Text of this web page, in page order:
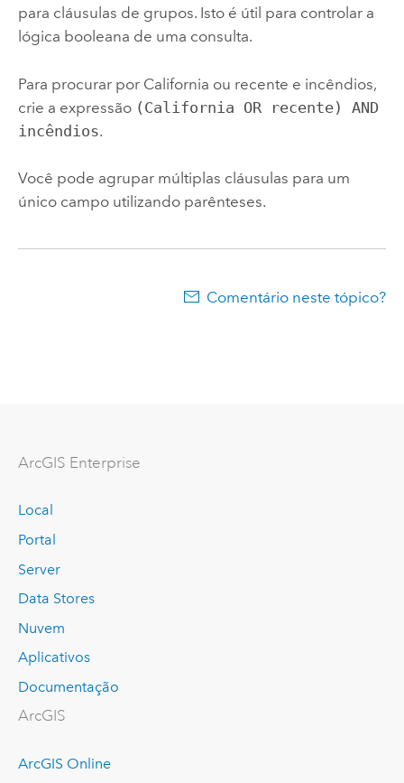
para cláusulas de grupos. Isto é útil para controlar a
lógica booleana de uma consulta.
Para procurar por California ou recente e incêndios,
crie a expressão (California OR recente) AND
incêndios.
Você pode agrupar múltiplas cláusulas para um
único campo utilizando parênteses.
Comentário neste tópico?
ArcGIS Enterprise
Local
Portal
Server
Data Stores
Nuvem
Aplicativos
Documentação
ArcGIS
ArcGIS Online